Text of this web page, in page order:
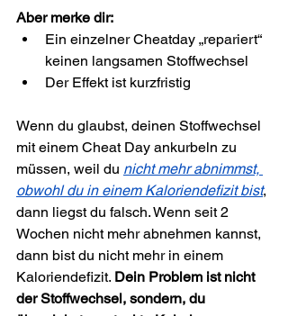
Aber merke dir:
Ein einzelner Cheatday „repariert“
keinen langsamen Stoffwechsel
Der Effekt ist kurzfristig
Wenn du glaubst, deinen Stoffwechsel
mit einem Cheat Day ankurbeln zu
müssen, weil du nicht mehr abnimmst,
obwohl du in einem Kaloriendefizit bist,
dann liegst du falsch. Wenn seit 2
Wochen nicht mehr abnehmen kannst,
dann bist du nicht mehr in einem
Kaloriendefizit. Dein Problem ist nicht
der Stoffwechsel, sondern, du